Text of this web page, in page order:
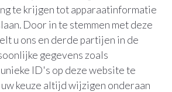
te krijgen tot apparaatinformatie
Door in te stemmen met deze
u ons en derde partijen in de
gegevens zoals
ID's op deze website te
keuze altijd wijzigen onderaan
91 98 16